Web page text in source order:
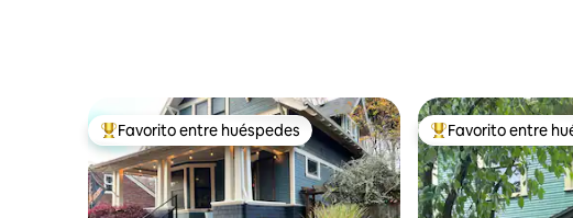
Favorito entre los huéspedes más destacados
Favorito entre huéspedes Favorito entre los
Favorito entre